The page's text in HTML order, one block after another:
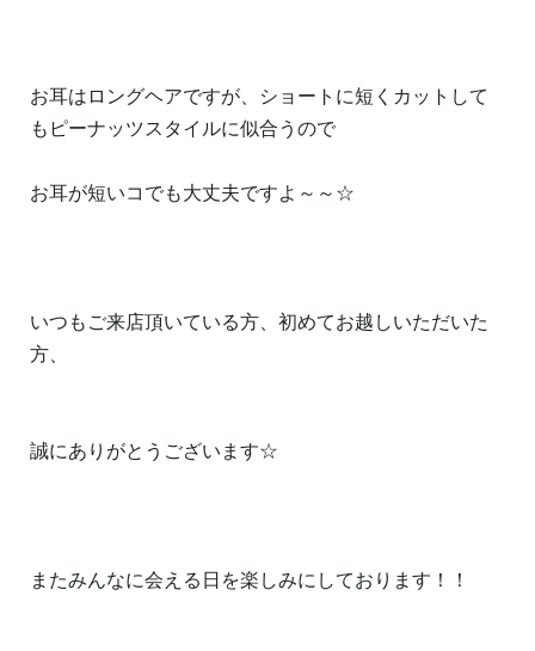
お耳はロングヘアですが、ショートに短くカットして
もピーナッツスタイルに似合うので
お耳が短いコでも大丈夫ですよ～～☆
いつもご来店頂いている方、初めてお越しいただいた
方、
誠にありがとうございます☆
またみんなに会える日を楽しみにしております！！